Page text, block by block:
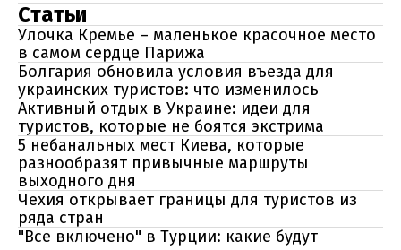
Статьи
Улочка Кремье – маленькое красочное место
в самом сердце Парижа
Болгария обновила условия въезда для
украинских туристов: что изменилось
Активный отдых в Украине: идеи для
туристов, которые не боятся экстрима
5 небанальных мест Киева, которые
разнообразят привычные маршруты
выходного дня
Чехия открывает границы для туристов из
ряда стран
"Все включено" в Турции: какие будут